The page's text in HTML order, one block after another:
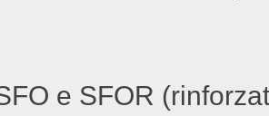
e SFOR